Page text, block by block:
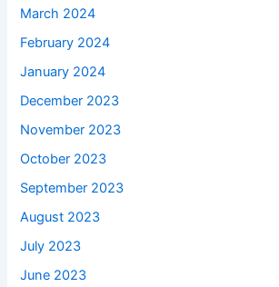
March 2024
February 2024
January 2024
December 2023
November 2023
October 2023
September 2023
August 2023
July 2023
June 2023